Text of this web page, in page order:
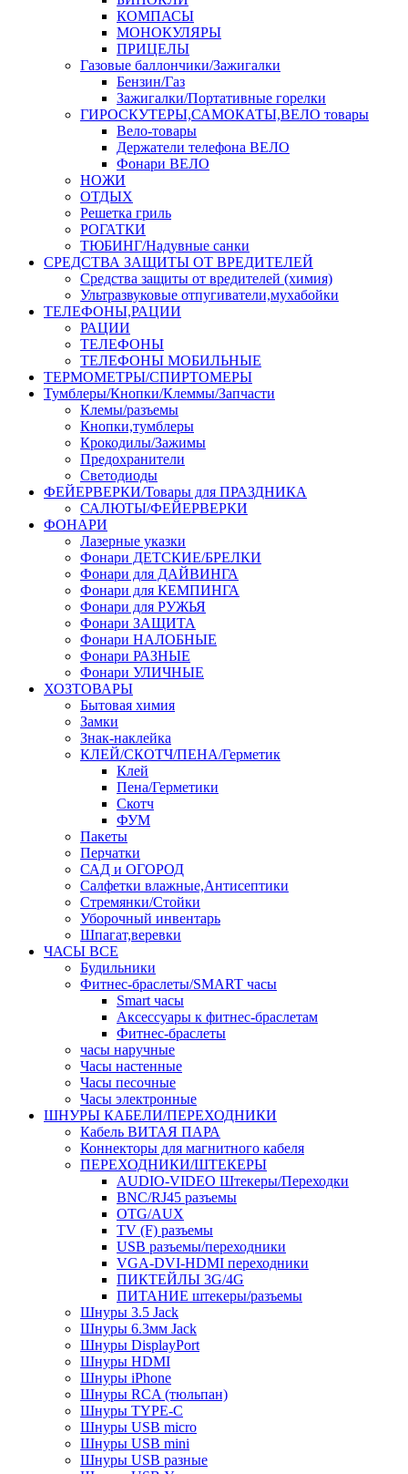
КОМПАСЫ
МОНОКУЛЯРЫ
ПРИЦЕЛЫ
Газовые баллончики/Зажигалки
Бензин/Газ
Зажигалки/Портативные горелки
ГИРОСКУТЕРЫ,САМОКАТЫ,ВЕЛО товары
Вело-товары
Держатели телефона ВЕЛО
Фонари ВЕЛО
НОЖИ
ОТДЫХ
Решетка гриль
РОГАТКИ
ТЮБИНГ/Надувные санки
СРЕДСТВА ЗАЩИТЫ ОТ ВРЕДИТЕЛЕЙ
Средства защиты от вредителей (химия)
Ультразвуковые отпугиватели,мухабойки
ТЕЛЕФОНЫ,РАЦИИ
РАЦИИ
ТЕЛЕФОНЫ
ТЕЛЕФОНЫ МОБИЛЬНЫЕ
ТЕРМОМЕТРЫ/СПИРТОМЕРЫ
Тумблеры/Кнопки/Клеммы/Запчасти
Клемы/разъемы
Кнопки,тумблеры
Крокодилы/Зажимы
Предохранители
Светодиоды
ФЕЙЕРВЕРКИ/Товары для ПРАЗДНИКА
САЛЮТЫ/ФЕЙЕРВЕРКИ
ФОНАРИ
Лазерные указки
Фонари ДЕТСКИЕ/БРЕЛКИ
Фонари для ДАЙВИНГА
Фонари для КЕМПИНГА
Фонари для РУЖЬЯ
Фонари ЗАЩИТА
Фонари НАЛОБНЫЕ
Фонари РАЗНЫЕ
Фонари УЛИЧНЫЕ
ХОЗТОВАРЫ
Бытовая химия
Замки
Знак-наклейка
КЛЕЙ/СКОТЧ/ПЕНА/Герметик
Клей
Пена/Герметики
Скотч
ФУМ
Пакеты
Перчатки
САД и ОГОРОД
Салфетки влажные,Антисептики
Стремянки/Стойки
Уборочный инвентарь
Шпагат,веревки
ЧАСЫ ВСЕ
Будильники
Фитнес-браслеты/SMART часы
Smart часы
Аксессуары к фитнес-браслетам
Фитнес-браслеты
часы наручные
Часы настенные
Часы песочные
Часы электронные
ШНУРЫ КАБЕЛИ/ПЕРЕХОДНИКИ
Кабель ВИТАЯ ПАРА
Коннекторы для магнитного кабеля
ПЕРЕХОДНИКИ/ШТЕКЕРЫ
AUDIO-VIDEO Штекеры/Переходки
BNC/RJ45 разъемы
OTG/AUX
TV (F) разъемы
USB разъемы/переходники
VGA-DVI-HDMI переходники
ПИКТЕЙЛЫ 3G/4G
ПИТАНИЕ штекеры/разъемы
Шнуры 3.5 Jack
Шнуры 6.3мм Jack
Шнуры DisplayPort
Шнуры HDMI
Шнуры iPhone
Шнуры RCA (тюльпан)
Шнуры TYPE-C
Шнуры USB micro
Шнуры USB mini
Шнуры USB разные